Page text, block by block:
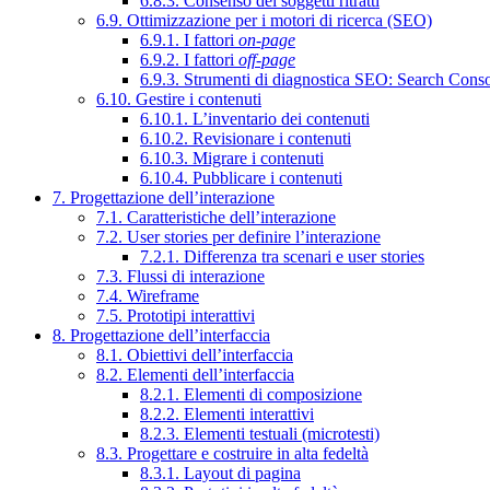
6.9. Ottimizzazione per i motori di ricerca (SEO)
6.9.1. I fattori on-page
6.9.2. I fattori off-page
6.9.3. Strumenti di diagnostica SEO: Search
6.10. Gestire i contenuti
6.10.1. L’inventario dei contenuti
6.10.2. Revisionare i contenuti
6.10.3. Migrare i contenuti
6.10.4. Pubblicare i contenuti
7. Progettazione dell’interazione
7.1. Caratteristiche dell’interazione
7.2. User stories per definire l’interazione
7.2.1. Differenza tra scenari e user stories
7.3. Flussi di interazione
7.4. Wireframe
7.5. Prototipi interattivi
8. Progettazione dell’interfaccia
8.1. Obiettivi dell’interfaccia
8.2. Elementi dell’interfaccia
8.2.1. Elementi di composizione
8.2.2. Elementi interattivi
8.2.3. Elementi testuali (microtesti)
8.3. Progettare e costruire in alta fedeltà
8.3.1. Layout di pagina